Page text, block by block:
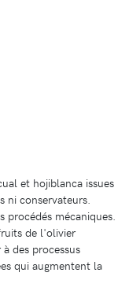
et hojiblanca issues
ni conservateurs.
procédés mécaniques.
de l'olivier
des processus
qui augmentent la